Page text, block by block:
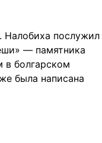
Налобиха послужил
— памятника
в болгарском
была написана